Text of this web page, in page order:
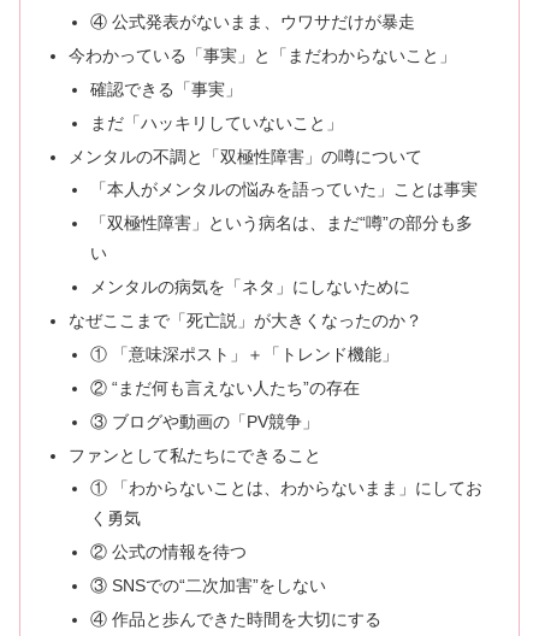
④ 公式発表がないまま、ウワサだけが暴走
今わかっている「事実」と「まだわからないこと」
確認できる「事実」
まだ「ハッキリしていないこと」
メンタルの不調と「双極性障害」の噂について
「本人がメンタルの悩みを語っていた」ことは事実
「双極性障害」という病名は、まだ“噂”の部分も多
い
メンタルの病気を「ネタ」にしないために
なぜここまで「死亡説」が大きくなったのか？
① 「意味深ポスト」＋「トレンド機能」
② “まだ何も言えない人たち”の存在
③ ブログや動画の「PV競争」
ファンとして私たちにできること
① 「わからないことは、わからないまま」にしてお
く勇気
② 公式の情報を待つ
③ SNSでの“二次加害”をしない
④ 作品と歩んできた時間を大切にする